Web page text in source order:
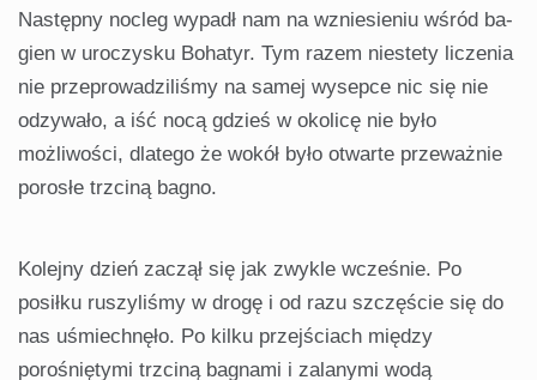
Następny nocleg wypadł nam na wzniesieniu wśród ba­
gien w uroczysku Bohatyr. Tym razem niestety liczenia
nie przeprowadziliśmy na samej wysepce nic się nie
odzywało, a iść nocą gdzieś w okolicę nie było
możliwości, dlatego że wokół było otwarte przeważnie
porosłe trzciną bagno.
Kolejny dzień zaczął się jak zwykle wcześnie. Po
posiłku ruszyliśmy w drogę i od razu szczęście się do
nas uśmiech­nęło. Po kilku przejściach między
porośniętymi trzciną ba­gnami i zalanymi wodą